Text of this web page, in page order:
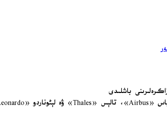
باشلىدى